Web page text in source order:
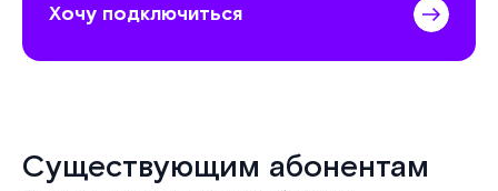
Хочу подключиться
Существующим абонентам